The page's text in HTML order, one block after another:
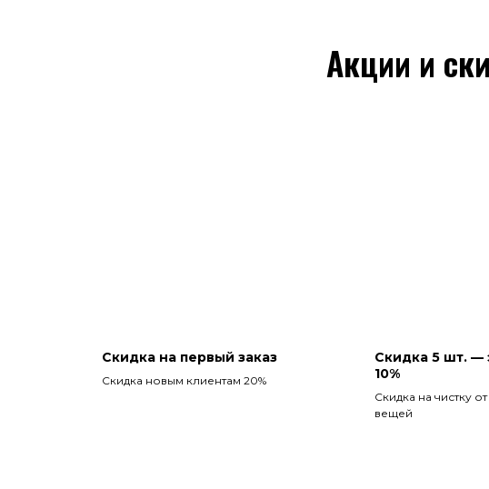
Акции и
Скидка на первый заказ
Скидка новым клиентам 20%
Скидка 5 шт. —
10%
Скидка на чистку
вещей